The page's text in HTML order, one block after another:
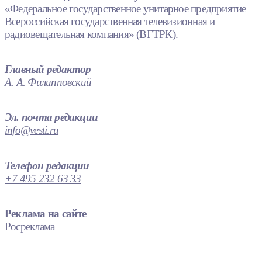
«Федеральное государственное унитарное предприятие
Всероссийская государственная телевизионная и
радиовещательная компания» (ВГТРК).
Главный редактор
А. А. Филипповский
Эл. почта редакции
info@vesti.ru
Телефон редакции
+7 495 232 63 33
Реклама на сайте
Росреклама